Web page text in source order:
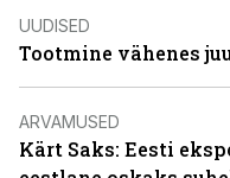
UUDISED
Tootmine vähenes
ARVAMUSED
Kärt Saks: Eesti